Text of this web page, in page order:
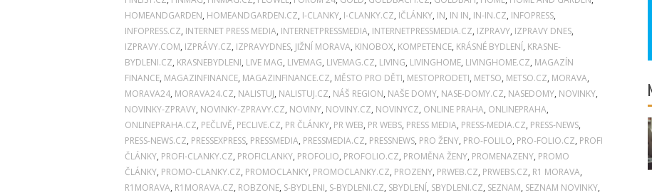
HOMEANDGARDEN, HOMEANDGARDEN.CZ, I-CLANKY, I-CLANKY.CZ, IČLÁNKY, IN, IN IN, IN-IN.CZ, INFOPRESS,
INFOPRESS.CZ, INTERNET PRESS MEDIA, INTERNETPRESSMEDIA, INTERNETPRESSMEDIA.CZ, IZPRAVY, IZPRAVY DNES,
IZPRAVY.COM, IZPRÁVY.CZ, IZPRAVYDNES, JIŽNÍ MORAVA, KINOBOX, KOMPETENCE, KRÁSNÉ BYDLENÍ, KRASNE-
BYDLENI.CZ, KRASNEBYDLENI, LIVE MAG, LIVEMAG, LIVEMAG.CZ, LIVING, LIVINGHOME, LIVINGHOME.CZ, MAGAZÍN
FINANCE, MAGAZINFINANCE, MAGAZINFINANCE.CZ, MĚSTO PRO DĚTI, MESTOPRODETI, METSO, METSO.CZ, MORAVA,
MORAVA24, MORAVA24.CZ, NALISTUJ, NALISTUJ.CZ, NÁŠ REGION, NAŠE DOMY, NASE-DOMY.CZ, NASEDOMY, NOVINKY,
NOVINKY-ZPRAVY, NOVINKY-ZPRAVY.CZ, NOVINY, NOVINY.CZ, NOVINYCZ, ONLINE PRAHA, ONLINEPRAHA,
ONLINEPRAHA.CZ, PEČLIVĚ, PECLIVE.CZ, PR ČLÁNKY, PR WEB, PR WEBS, PRESS MEDIA, PRESS-MEDIA.CZ, PRESS-NEWS,
PRESS-NEWS.CZ, PRESSEXPRESS, PRESSMEDIA, PRESSMEDIA.CZ, PRESSNEWS, PRO ŽENY, PRO-FOLILO, PRO-FOLIO.CZ, PROFI
ČLÁNKY, PROFI-CLANKY.CZ, PROFICLANKY, PROFOLIO, PROFOLIO.CZ, PROMĚNA ŽENY, PROMENAZENY, PROMO
ČLÁNKY, PROMO-CLANKY.CZ, PROMOCLANKY, PROMOCLANKY.CZ, PROZENY, PRWEB.CZ, PRWEBS.CZ, R1 MORAVA,
R1MORAVA, R1MORAVA.CZ, ROBZONE, S-BYDLENI, S-BYDLENI.CZ, SBYDLENÍ, SBYDLENI.CZ, SEZNAM, SEZNAM NOVINKY,